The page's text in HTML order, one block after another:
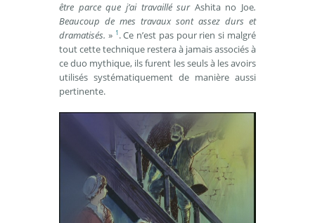
être parce que j’ai travaillé sur Ashita no Joe.
Beaucoup de mes travaux sont assez durs et
dramatisés. » 1. Ce n’est pas pour rien si malgré
tout cette technique restera à jamais associés à
ce duo mythique, ils furent les seuls à les avoirs
utilisés systématiquement de manière aussi
pertinente.